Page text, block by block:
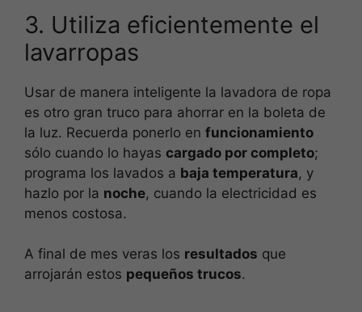
3. Utiliza eficientemente el
lavarropas
Usar de manera inteligente la lavadora de ropa
es otro gran truco para ahorrar en la boleta de
la luz. Recuerda ponerlo en funcionamiento
sólo cuando lo hayas cargado por completo;
programa los lavados a baja temperatura, y
hazlo por la noche, cuando la electricidad es
menos costosa.
A final de mes veras los resultados que
arrojarán estos pequeños trucos.